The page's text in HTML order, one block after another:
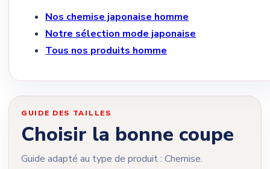
Nos chemise japonaise homme
Notre sélection mode japonaise
Tous nos produits homme
GUIDE DES TAILLES
Choisir la bonne coupe
Guide adapté au type de produit : Chemise.